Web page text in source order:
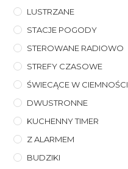
LUSTRZANE
STACJE POGODY
STEROWANE RADIOWO
STREFY CZASOWE
ŚWIECĄCE W CIEMNOŚCI
DWUSTRONNE
KUCHENNY TIMER
Z ALARMEM
BUDZIKI